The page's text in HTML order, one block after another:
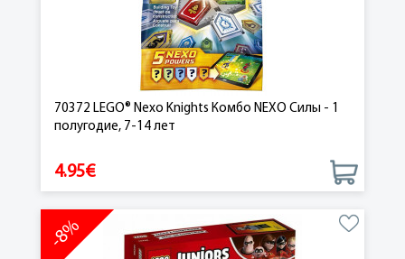
70372 LEGO® Nexo Knights Комбо NEXO Силы - 1
полугодие, 7-14 лет
4.95€
-8%